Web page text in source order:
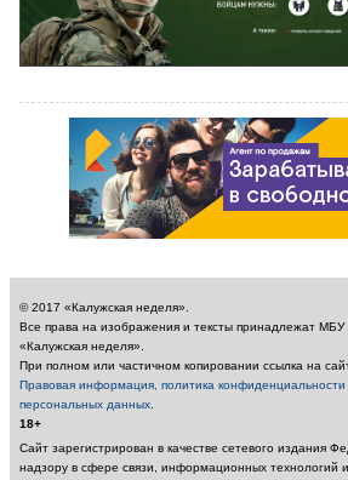
© 2017 «Калужская неделя».
Все права на изображения и тексты принадлежат МБУ
«Калужская неделя».
При полном или частичном копировании ссылка на
Правовая информация, политика
персональных данных
18+
Сайт зарегистрирован в качестве сетевого издания
надзору в сфере связи, информационных технологий